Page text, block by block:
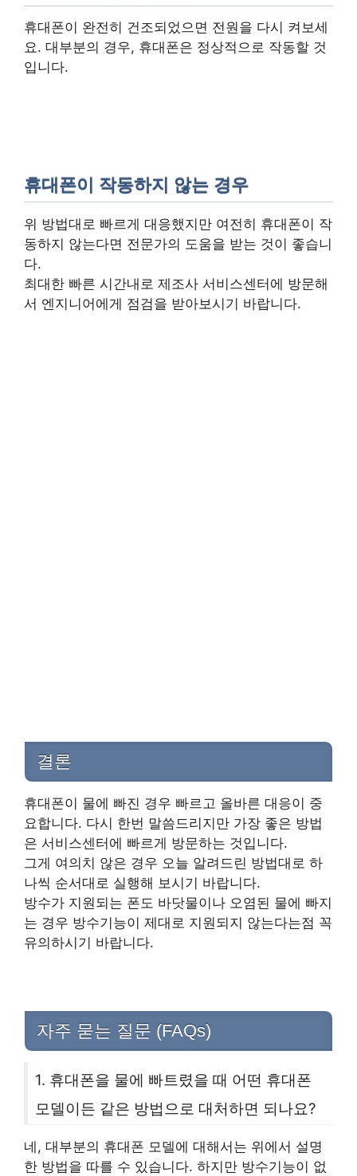
휴대폰이 완전히 건조되었으면 전원을 다시 켜보세
요. 대부분의 경우, 휴대폰은 정상적으로 작동할 것
입니다.
휴대폰이 작동하지 않는 경우
위 방법대로 빠르게 대응했지만 여전히 휴대폰이 작
동하지 않는다면 전문가의 도움을 받는 것이 좋습니
다.
최대한 빠른 시간내로 제조사 서비스센터에 방문해
서 엔지니어에게 점검을 받아보시기 바랍니다.
결론
휴대폰이 물에 빠진 경우 빠르고 올바른 대응이 중
요합니다. 다시 한번 말씀드리지만 가장 좋은 방법
은 서비스센터에 빠르게 방문하는 것입니다.
그게 여의치 않은 경우 오늘 알려드린 방법대로 하
나씩 순서대로 실행해 보시기 바랍니다.
방수가 지원되는 폰도 바닷물이나 오염된 물에 빠지
는 경우 방수기능이 제대로 지원되지 않는다는점 꼭
유의하시기 바랍니다.
자주 묻는 질문 (FAQs)
1. 휴대폰을 물에 빠트렸을 때 어떤 휴대폰
모델이든 같은 방법으로 대처하면 되나요?
네, 대부분의 휴대폰 모델에 대해서는 위에서 설명
한 방법을 따를 수 있습니다. 하지만 방수기능이 없